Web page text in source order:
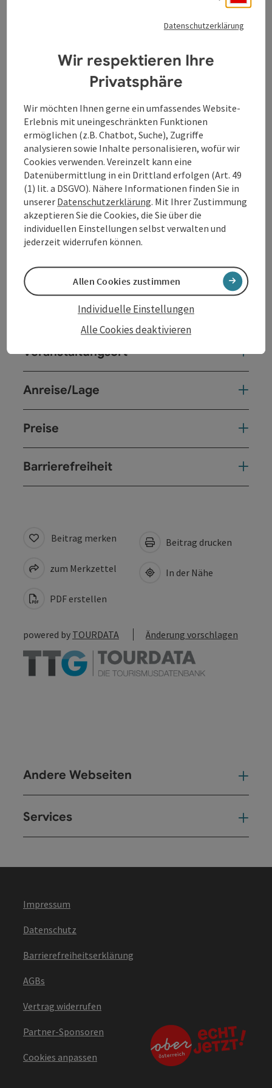
"Phänomen", während der Telegraph dazu aufruft,
"um ein Ticket zu kämpfen", um dieses einzigartige
hinein in eine epische Odyssee voller überraschender
Wendungen und beeindruckender Körperlichkeit zieht.
Mit einer nahtlosen Verbindung aus dem Humor und
der Tragweite des klassischen Shakespeare-Theaters,
der greifbaren Spannung von Live-Wrestling und
einem Viking-Rock-Soundtrack des legendären
nordischen Komponisten Kjell Braaten entführt
"Mythos: Ragnarök" nach Asgard und weit darüber
hinaus. Mit viel Leidenschaft von denselben
Schauspieler:innen entwickelt, die das Stück auch
aufführen und über Hunderte von Vorstellungen
hinweg zur urkomischen Perfektion geschliffen
haben, hat sich "Mythos: Ragnarök" zu einem
Kultklassiker entwickelt, der Fans von Theater,
Vorstellung in englischer Sprache
Veranstaltungsort
Anreise/Lage
Preise
Barrierefreiheit
Beitrag merken
zum Merkzettel
PDF erstellen
Beitrag drucken
In der Nähe
powered by TOURDATA Änderung vorschlagen
Andere Webseiten
Services
Impressum
Datenschutz
Barrierefreiheitserklärung
AGBs
Vertrag widerrufen
Partner-Sponsoren
Cookies anpassen
Datenschutzerklärung
Wir respektieren Ihre
Privatsphäre
Wir möchten Ihnen gerne ein umfassendes Website-
Erlebnis mit uneingeschränkten Funktionen
ermöglichen (z.B. Chatbot, Suche), Zugriffe
analysieren sowie Inhalte personalisieren, wofür wir
Cookies verwenden. Vereinzelt kann eine
Datenübermittlung in ein Drittland erfolgen (Art. 49
(1) lit. a DSGVO). Nähere Informationen finden Sie in
unserer Datenschutzerklärung. Mit Ihrer Zustimmung
akzeptieren Sie die Cookies, die Sie über die
individuellen Einstellungen selbst verwalten und
jederzeit widerrufen können.
Alle Cookies deaktivieren
Individuelle Einstellungen
Allen Cookies zustimmen